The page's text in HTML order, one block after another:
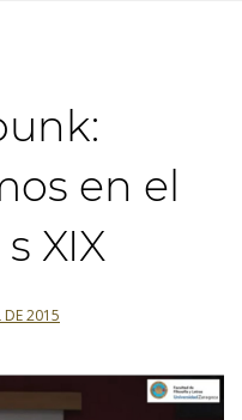
en el
XIX
DE 2015